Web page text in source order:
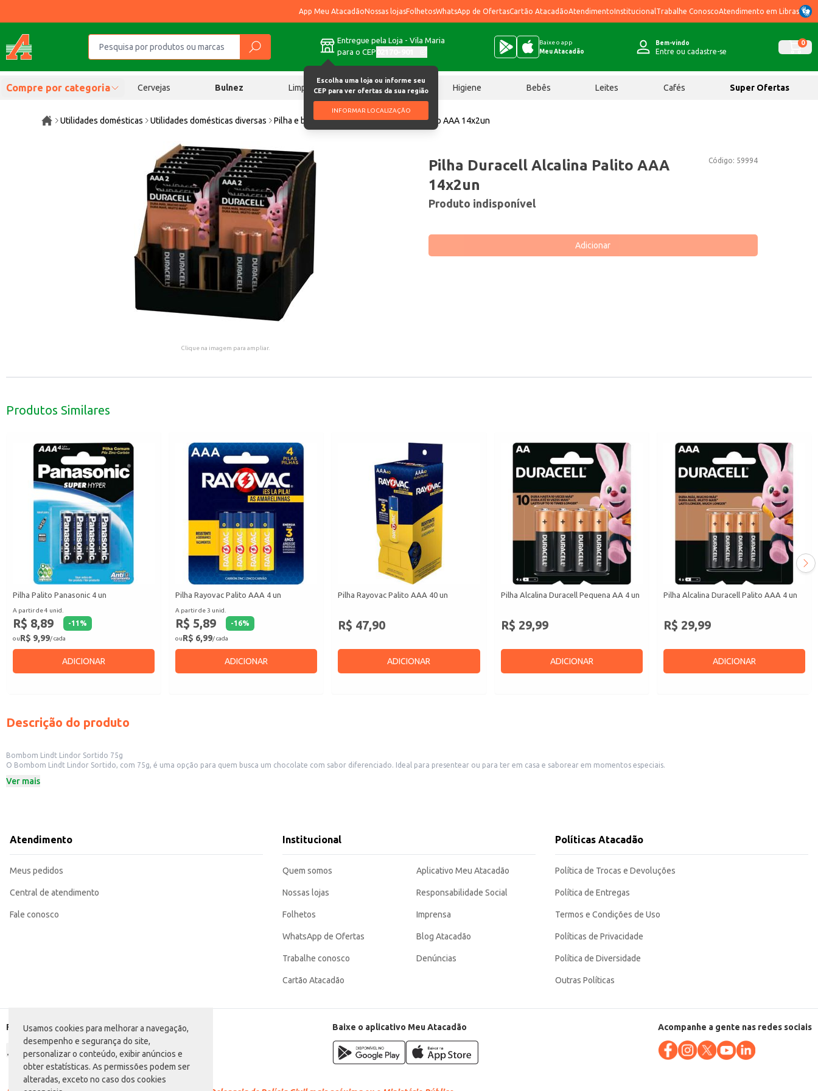
Usamos cookies para melhorar a navegação,
desempenho e segurança do site,
personalizar o conteúdo, exibir anúncios e
obter estatísticas. As permissões podem ser
alteradas, exceto no caso dos cookies
App Meu AtacadãoNossas lojasFolhetosWhatsApp de OfertasCartão AtacadãoAtendimentoInstitucional Trabalhe ConoscoAtendimento em Libras
Entregue pela Loja - Vila Maria
para o CEP
Escolha uma loja ou informe seu
CEP para ver ofertas da sua região
INFORMAR LOCALIZAÇÃO
Baixe o app
Meu Atacadão
Bem-vindo
Entre ou cadastre-se
0
Compre por categoria Cervejas Bulnez Limpeza Chocolates Higiene Bebês Leites Cafés Super Ofertas
Utilidades domésticas Utilidades domésticas diversas Pilha e bateria Pilha Duracell Alcalina Palito AAA 14x2un
Clique na imagem para ampliar.
Código: 59994
Pilha Duracell Alcalina Palito AAA
14x2un
Produto indisponível
Adicionar
Produtos Similares
Pilha Palito Panasonic 4 un
A partir de 4 unid.
R$ 8,89 -11 %
ouR$ 9,99/ cada
ADICIONAR
Pilha Rayovac Palito AAA 4 un
A partir de 3 unid.
R$ 5,89 -16%
ouR$ 6,99/ cada
ADICIONAR
Pilha Rayovac Palito AAA 40 un
R$ 47,90
ADICIONAR
Pilha Alcalina Duracell Pequena AA 4 un
R$ 29,99
ADICIONAR
Pilha Alcalina Duracell Palito AAA 4 un
R$ 29,99
ADICIONAR
Descrição do produto
Bombom Lindt Lindor Sortido 75g
O Bombom Lindt Lindor Sortido, com 75g, é uma opção para quem busca um chocolate com sabor diferenciado. Ideal para presentear ou para ter em casa e saborear em momentos especiais.
Perfeito para presentear em ocasiões especiais.
Ver mais
Atendimento
Meus pedidos
Central de atendimento
Fale conosco
Institucional
Quem somos
Nossas lojas
Folhetos
WhatsApp de Ofertas
Trabalhe conosco
Cartão Atacadão
Aplicativo Meu Atacadão
Responsabilidade Social
Imprensa
Blog Atacadão
Denúncias
Políticas Atacadão
Política de Trocas e Devoluções
Política de Entregas
Termos e Condições de Uso
Políticas de Privacidade
Política de Diversidade
Outras Políticas
Formas de pagamento Baixe o aplicativo Meu Atacadão Acompanhe a gente nas redes sociais